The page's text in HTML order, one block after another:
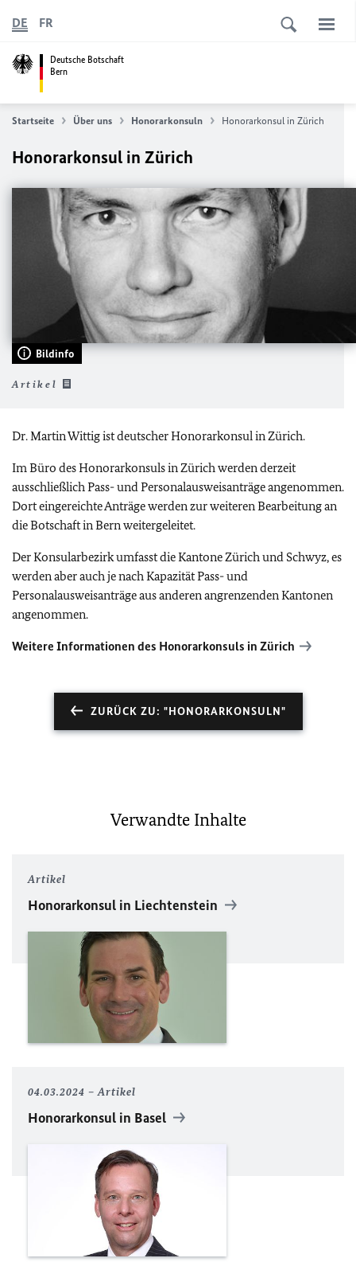
Deutsche Botschaft
Bern
DE FR
Startseite Über uns Honorarkonsuln Honorarkonsul in Zürich
Honorarkonsul in Zürich
Bildinfo
Artikel
Dr. Martin Wittig ist deutscher Honorarkonsul in Zürich.
Im Büro des Honorarkonsuls in Zürich werden derzeit
ausschließlich Pass- und Personalausweisanträge angenommen.
Dort eingereichte Anträge werden zur weiteren Bearbeitung an
die Botschaft in Bern weitergeleitet.
Der Konsularbezirk umfasst die Kantone Zürich und Schwyz, es
werden aber auch je nach Kapazität Pass- und
Personalausweisanträge aus anderen angrenzenden Kantonen
angenommen.
Weitere Informationen des Honorarkonsuls in Zürich
ZURÜCK ZU: "HONORARKONSULN"
Verwandte Inhalte
Artikel
Honorarkonsul in Liechtenstein
04.03.2024 Artikel
Honorarkonsul in Basel